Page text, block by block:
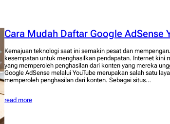
Cara Mudah Daftar Google AdSense
Kemajuan teknologi saat ini semakin pesat dan
kesempatan untuk menghasilkan pendapatan. Internet kini
yang memperoleh penghasilan dari konten yang mereka
Google AdSense melalui YouTube merupakan salah satu
memperoleh penghasilan dari konten. Sebagai situs…
read more